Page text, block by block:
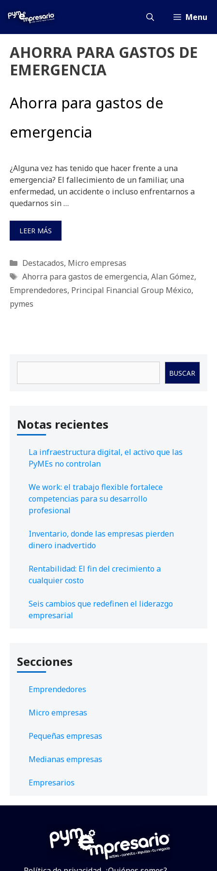
Menu
AHORRA PARA GASTOS DE
EMERGENCIA
Ahorra para gastos de
emergencia
¿Alguna vez has tenido que hacer frente a una
emergencia? El fallecimiento de un familiar, una
enfermedad, un accidente o incluso enfrentarnos a
quedarnos sin …
LEER MÁS
Categorías
Destacados, Micro empresas
Etiquetas
Ahorra para gastos de emergencia, Alan Gómez,
Emprendedores, Principal Financial Group México,
pymes
BUSCAR
Notas recientes
La infraestructura digital, el activo que las
PyMEs no controlan
We work: el trabajo flexible fortalece
competencias para su desarrollo
profesional
Inventario, donde las empresas pierden
dinero inadvertido
Rentabilidad: El fin del crecimiento a
cualquier costo
Seis cambios que redefinen el liderazgo
empresarial
Secciones
Emprendedores
Micro empresas
Pequeñas empresas
Medianas empresas
Empresarios